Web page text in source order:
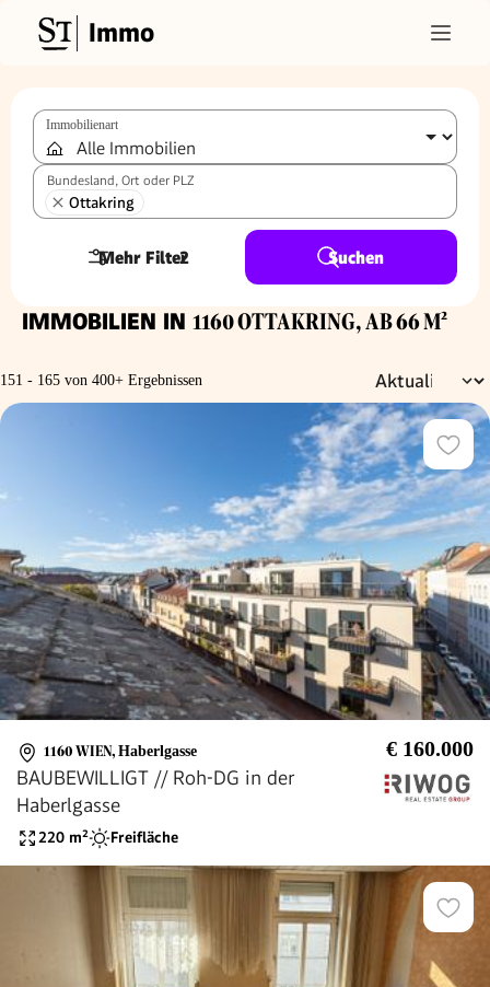
Immo
Immobilienart
Bundesland, Ort oder PLZ
Ottakring
Mehr Filter
2 Suchen
IMMOBILIEN IN 1160 OTTAKRING, AB 66 M²
151 - 165 von 400+ Ergebnissen
1160 WIEN, Haberlgasse € 160.000
BAUBEWILLIGT // Roh-DG in der
Haberlgasse
220 m² Freifläche